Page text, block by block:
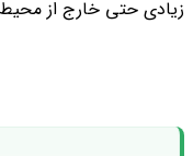
زیادی حتی خارج از محیط